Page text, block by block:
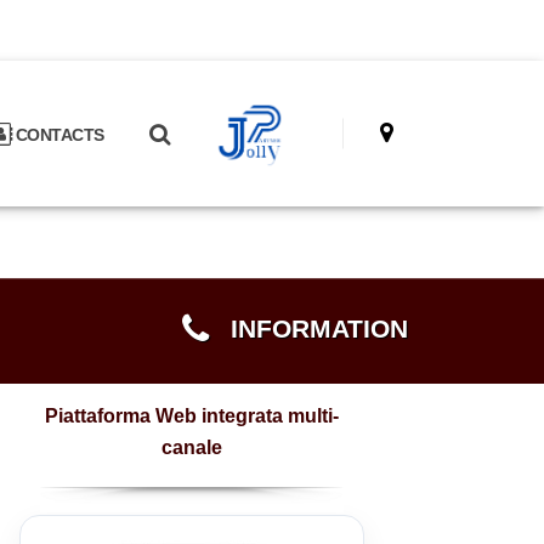
CONTACTS
INFORMATION
Piattaforma Web integrata multi-
canale